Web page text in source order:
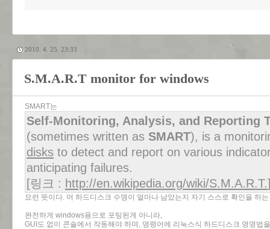
2010. 4. 25. 23:33
S.M.A.R.T monitor for windows
SMART는
Self-Monitoring, Analysis, and Reporting
(sometimes written as SMART), is a
disks to detect and report on various
anticipating failures.
[링크 : http://en.wikipedia.org/wiki/S.M.A.R.T.
요런 뜻이다. 머 하드디스크 수명이 얼마나 남았는지 자기 스스로 확인을 하
완전하게 windows용으로 포팅된게 아니라,
GUI도 없이 콘솔에서 작동해야 하며, 명령어에 리눅스식 하드디스크 명명법